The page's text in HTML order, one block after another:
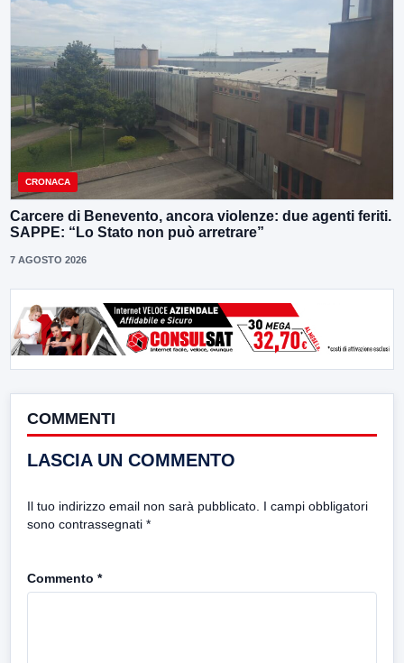
CRONACA
Carcere di Benevento, ancora violenze: due agenti feriti.
SAPPE: “Lo Stato non può arretrare”
7 AGOSTO 2026
COMMENTI
LASCIA UN COMMENTO
Il tuo indirizzo email non sarà pubblicato. I campi obbligatori
sono contrassegnati *
Commento *